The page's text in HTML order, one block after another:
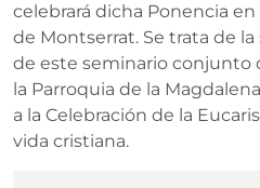
celebrará dicha Ponencia en
de Montserrat. Se trata de
de este seminario conjunto
la Parroquia de la
a la Celebración de la
vida cristiana.